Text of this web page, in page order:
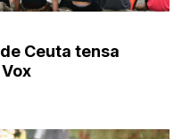
Ceuta tensa